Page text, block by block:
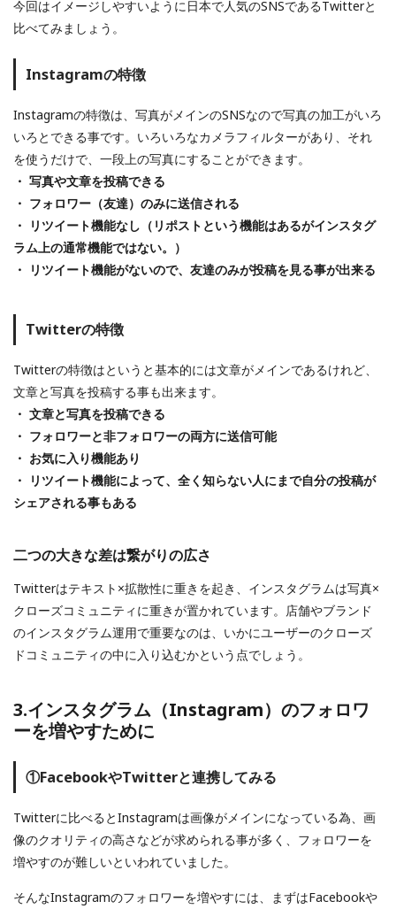
今回はイメージしやすいように日本で人気のSNSであるTwitterと
比べてみましょう。
Instagramの特徴
Instagramの特徴は、写真がメインのSNSなので写真の加工がいろ
いろとできる事です。いろいろなカメラフィルターがあり、それ
を使うだけで、一段上の写真にすることができます。
・ 写真や文章を投稿できる
・ フォロワー（友達）のみに送信される
・ リツイート機能なし（リポストという機能はあるがインスタグ
ラム上の通常機能ではない。）
・ リツイート機能がないので、友達のみが投稿を見る事が出来る
Twitterの特徴
Twitterの特徴はというと基本的には文章がメインであるけれど、
文章と写真を投稿する事も出来ます。
・ 文章と写真を投稿できる
・ フォロワーと非フォロワーの両方に送信可能
・ お気に入り機能あり
・ リツイート機能によって、全く知らない人にまで自分の投稿が
シェアされる事もある
二つの大きな差は繋がりの広さ
Twitterはテキスト×拡散性に重きを起き、インスタグラムは写真×
クローズコミュニティに重きが置かれています。店舗やブランド
のインスタグラム運用で重要なのは、いかにユーザーのクローズ
ドコミュニティの中に入り込むかという点でしょう。
3.インスタグラム（Instagram）のフォロワ
ーを増やすために
①FacebookやTwitterと連携してみる
Twitterに比べるとInstagramは画像がメインになっている為、画
像のクオリティの高さなどが求められる事が多く、フォロワーを
増やすのが難しいといわれていました。
そんなInstagramのフォロワーを増やすには、まずはFacebookや